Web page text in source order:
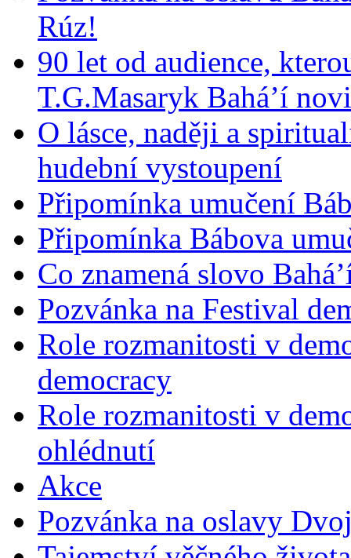
Rúz!
90 let od audience,
T.G.Masaryk Bahá’í
O lásce, naději a
hudební vystoupení
Připomínka umučení
Připomínka Bábova
Co znamená slovo
Pozvánka na Festival
Role rozmanitosti v
democracy
Role rozmanitosti v
ohlédnutí
Akce
Pozvánka na oslavy